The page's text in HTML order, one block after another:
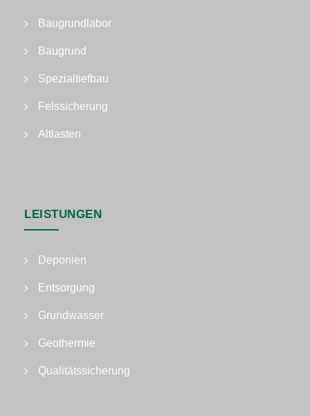
Baugrundlabor
Baugrund
Spezialtiefbau
Felssicherung
Altlasten
LEISTUNGEN
Deponien
Entsorgung
Grundwasser
Geothermie
Qualitätssicherung